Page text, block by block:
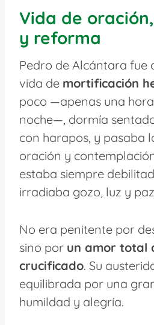
Vida de
y reforma
Pedro de Alcántara fue
vida de mortificación
poco —apenas una
noche—, dormía
con harapos, y pasaba
oración y
estaba siempre
irradiaba gozo, luz y
No era penitente por
sino por un amor total
crucificado. Su
equilibrada por una
humildad y alegría.